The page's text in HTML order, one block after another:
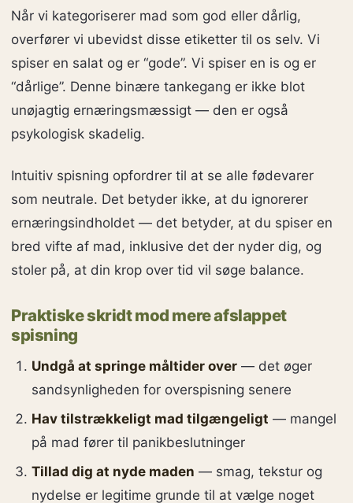
Når vi kategoriserer mad som god eller dårlig,
overfører vi ubevidst disse etiketter til os selv. Vi
spiser en salat og er “gode”. Vi spiser en is og er
“dårlige”. Denne binære tankegang er ikke blot
unøjagtig ernæringsmæssigt — den er også
psykologisk skadelig.
Intuitiv spisning opfordrer til at se alle fødevarer
som neutrale. Det betyder ikke, at du ignorerer
ernæringsindholdet — det betyder, at du spiser en
bred vifte af mad, inklusive det der nyder dig, og
stoler på, at din krop over tid vil søge balance.
Praktiske skridt mod mere afslappet
spisning
Undgå at springe måltider over— det øger
sandsynligheden for overspisning senere
Hav tilstrækkeligt mad tilgængeligt — mangel
på mad fører til panikbeslutninger
Tillad dig at nyde maden — smag, tekstur og
nydelse er legitime grunde til at vælge noget